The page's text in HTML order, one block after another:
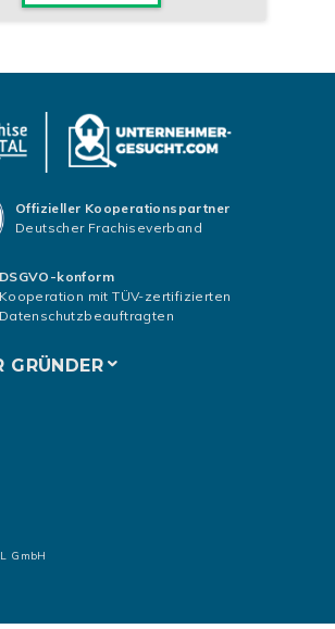
Offizieller Kooperationspartner
Deutscher Frachiseverband
DSGVO-konform
Kooperation mit TÜV-zertifizierten
Datenschutzbeauftragten
GRÜNDER
GmbH